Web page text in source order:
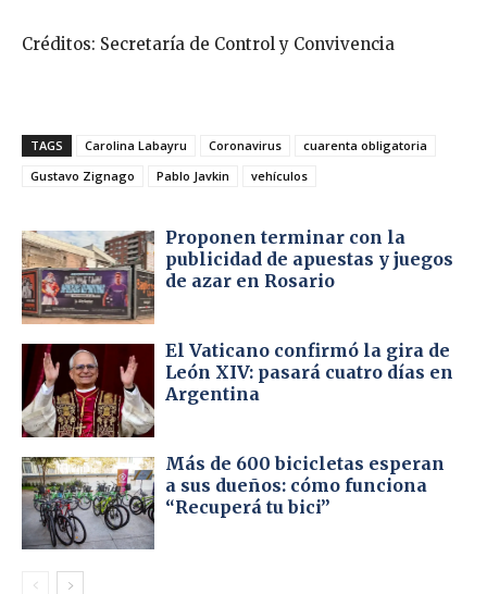
Créditos: Secretaría de Control y Convivencia
TAGS Carolina Labayru Coronavirus
cuarenta obligatoria
Gustavo Zignago
Pablo Javkin vehículos
Proponen terminar con la
publicidad de apuestas y juegos
de azar en Rosario
El Vaticano confirmó la gira de
León XIV: pasará cuatro días en
Argentina
Más de 600 bicicletas esperan
a sus dueños: cómo funciona
“Recuperá tu bici”